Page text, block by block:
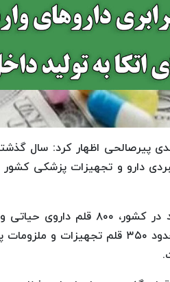
دارو و تجهیزات پزشکی
وی افزود: از میان حدود ۳هزار قلم داروی
جنگی و بحران شناسایی و تأمین شد. همچنین حدود